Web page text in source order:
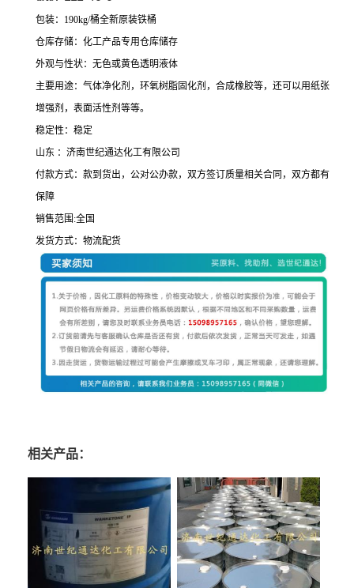
包装：190kg/桶全新原装铁桶
仓库存储：化工产品专用仓库储存
外观与性状：无色或黄色透明液体
主要用途：气体净化剂，环氧树脂固化剂，合成橡胶等，还可以用纸张
增强剂，表面活性剂等等。
稳定性：稳定
山东 ：济南世纪通达化工有限公司
付款方式：款到货出，公对公办款，双方签订质量相关合同，双方都有
保障
销售范围:全国
发货方式：物流配货
相关产品：